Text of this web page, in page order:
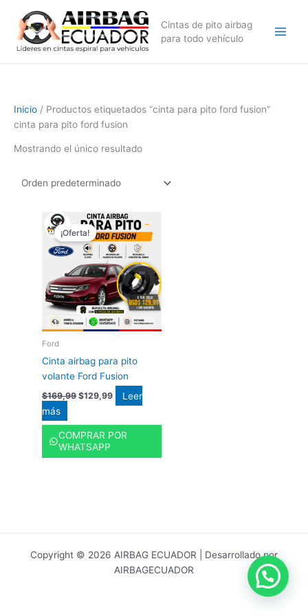
contenido
Cintas de pito airbag
para todo vehículo
Inicio / Productos etiquetados “cinta para pito ford fusion”
cinta para pito ford fusion
Mostrando el único resultado
¡Oferta!
Ford
Cinta airbag para pito
volante Ford Fusion
$169,99
precio
original
era:
$169,99.
$129,99
El
precio
actual
es:
$129,99.
Leer
más
COMPRAR POR
WHATSAPP
Copyright © 2026 AIRBAG ECUADOR | Desarrollado por
AIRBAGECUADOR